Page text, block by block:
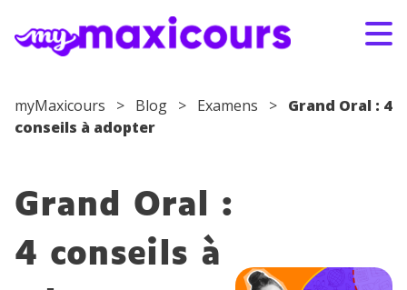
S'ABONNER
Par classe
myMaxicours > Blog > Examens > Grand Oral : 4
conseils à adopter
Grand Oral :
4 conseils à